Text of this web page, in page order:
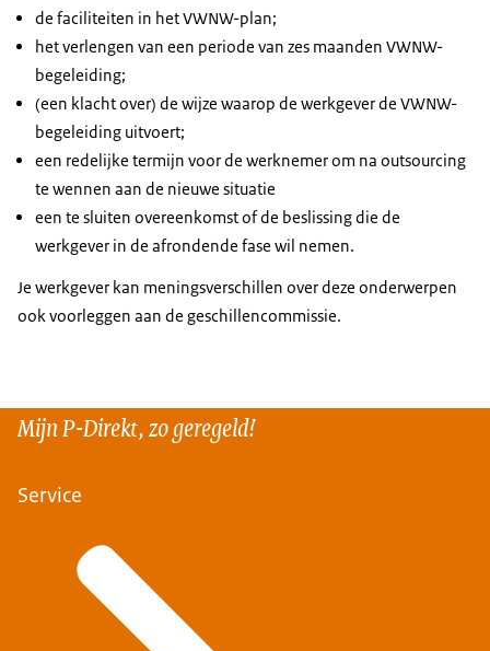
de faciliteiten in het VWNW-plan;
het verlengen van een periode van zes maanden VWNW-
begeleiding;
(een klacht over) de wijze waarop de werkgever de VWNW-
begeleiding uitvoert;
een redelijke termijn voor de werknemer om na outsourcing
te wennen aan de nieuwe situatie
een te sluiten overeenkomst of de beslissing die de
werkgever in de afrondende fase wil nemen.
Je werkgever kan meningsverschillen over deze onderwerpen
ook voorleggen aan de geschillencommissie.
Mijn P-Direkt, zo geregeld!
Service